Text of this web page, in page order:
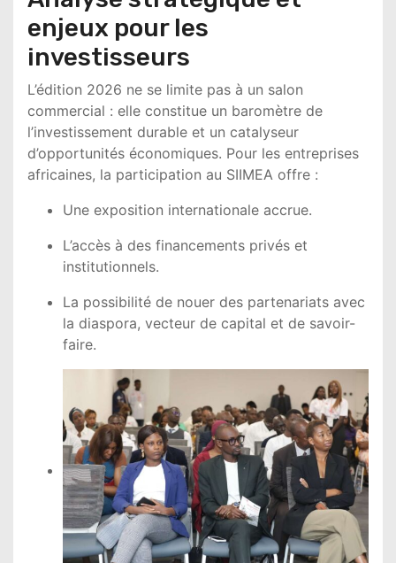
enjeux pour les
investisseurs
L’édition 2026 ne se limite pas à un salon
commercial : elle constitue un baromètre de
l’investissement durable et un catalyseur
d’opportunités économiques. Pour les entreprises
africaines, la participation au SIIMEA offre :
Une exposition internationale accrue.
L’accès à des financements privés et
institutionnels.
La possibilité de nouer des partenariats avec
la diaspora, vecteur de capital et de savoir-
faire.